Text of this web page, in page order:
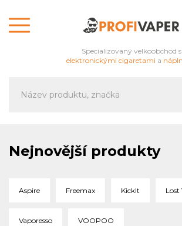
Specializovaný velkoobchod s
elektronickými cigaretami a
Nejnovější produkty
Aspire Freemax KickIt Lost
Vaporesso VOOPOO